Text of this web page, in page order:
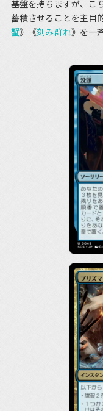
基盤を持ちますが、こ
蓄積させることを主目
蟹》《刻み群れ》を一